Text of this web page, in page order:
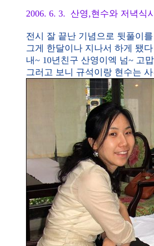
2006. 6. 3. 산영,현수와 저녁식
전시 잘 끝난 기념으로 뒷풀이
그게 한달이나 지나서 하게 됐다
내~ 10년친구 산영이엑 넘~ 고
그러고 보니 규석이랑 현수는